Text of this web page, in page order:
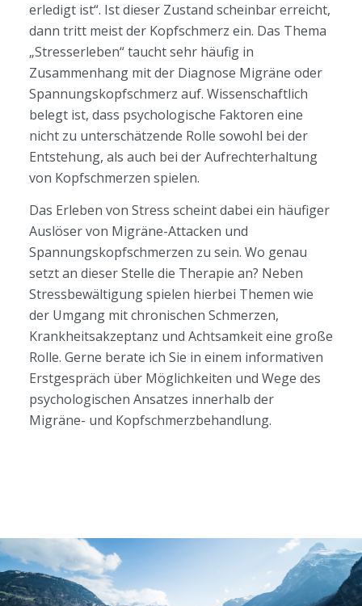
erledigt ist“. Ist dieser Zustand scheinbar erreicht,
dann tritt meist der Kopfschmerz ein. Das Thema
„Stresserleben“ taucht sehr häufig in
Zusammenhang mit der Diagnose Migräne oder
Spannungskopfschmerz auf. Wissenschaftlich
belegt ist, dass psychologische Faktoren eine
nicht zu unterschätzende Rolle sowohl bei der
Entstehung, als auch bei der Aufrechterhaltung
von Kopfschmerzen spielen.
Das Erleben von Stress scheint dabei ein häufiger
Auslöser von Migräne-Attacken und
Spannungskopfschmerzen zu sein. Wo genau
setzt an dieser Stelle die Therapie an? Neben
Stressbewältigung spielen hierbei Themen wie
der Umgang mit chronischen Schmerzen,
Krankheitsakzeptanz und Achtsamkeit eine große
Rolle. Gerne berate ich Sie in einem informativen
Erstgespräch über Möglichkeiten und Wege des
psychologischen Ansatzes innerhalb der
Migräne- und Kopfschmerzbehandlung.